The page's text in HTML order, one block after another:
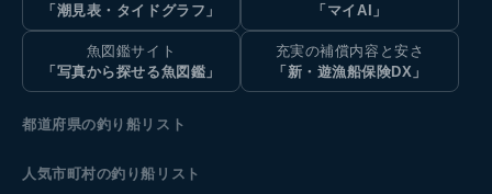
「潮見表・タイドグラフ」
「マイAI」
魚図鑑サイト
「写真から探せる魚図鑑」
充実の補償内容と安さ
「新・遊漁船保険DX」
都道府県の釣り船リスト
人気市町村の釣り船リスト